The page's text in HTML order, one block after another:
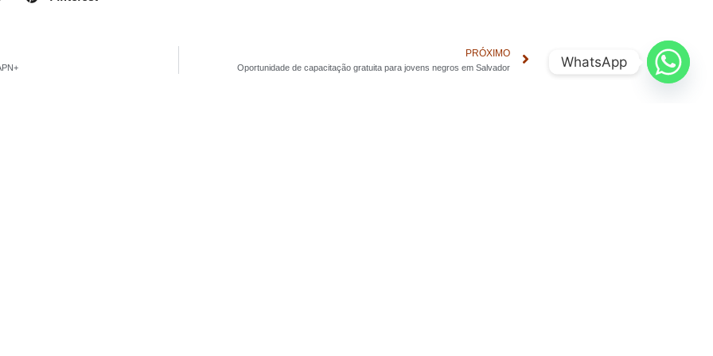
PRÓXIMO
Oportunidade de capacitação gratuita para jovens negros em Salvador WhatsApp